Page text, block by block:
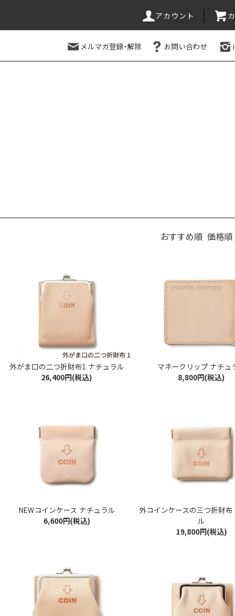
アカウント
メルマガ登録・解除 お問い合わせ
おすすめ順 価格順
外がま口の二つ折財布1 ナチュラル
26,400円(税込)
マネークリップ ナチュ
8,800円(税込)
NEWコインケース ナチュラル
6,600円(税込)
外コインケースの三つ折財布
ル
19,800円(税込)